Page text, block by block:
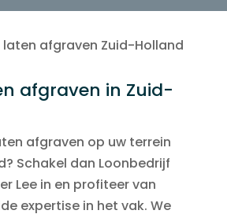
laten afgraven Zuid-Holland
afgraven in Zuid-
afgraven op uw terrein
Schakel dan Loonbedrijf
Lee in en profiteer van
expertise in het vak. We